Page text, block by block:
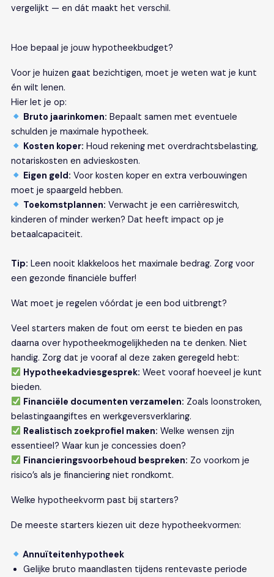
vergelijkt — en dát maakt het verschil.
Hoe bepaal je jouw hypotheekbudget?
Voor je huizen gaat bezichtigen, moet je weten wat je kunt
én wilt lenen.
Hier let je op:
Bruto jaarinkomen: Bepaalt samen met eventuele
schulden je maximale hypotheek.
Kosten koper: Houd rekening met overdrachtsbelasting,
notariskosten en advieskosten.
Eigen geld: Voor kosten koper en extra verbouwingen
moet je spaargeld hebben.
Toekomstplannen: Verwacht je een carrièreswitch,
kinderen of minder werken? Dat heeft impact op je
betaalcapaciteit.
Tip: Leen nooit klakkeloos het maximale bedrag. Zorg voor
een gezonde financiële buffer!
Wat moet je regelen vóórdat je een bod uitbrengt?
Veel starters maken de fout om eerst te bieden en pas
daarna over hypotheekmogelijkheden na te denken. Niet
handig. Zorg dat je vooraf al deze zaken geregeld hebt:
Hypotheekadviesgesprek: Weet vooraf hoeveel je kunt
bieden.
Financiële documenten verzamelen: Zoals loonstroken,
belastingaangiftes en werkgeversverklaring.
Realistisch zoekprofiel maken: Welke wensen zijn
essentieel? Waar kun je concessies doen?
Financieringsvoorbehoud bespreken: Zo voorkom je
risico’s als je financiering niet rondkomt.
Welke hypotheekvorm past bij starters?
De meeste starters kiezen uit deze hypotheekvormen:
Annuïteitenhypotheek
Gelijke bruto maandlasten tijdens rentevaste periode